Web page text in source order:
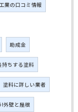
業の口コミ情報
助成金
持ちする塗料
塗料に詳しい業者
!外壁と屋根